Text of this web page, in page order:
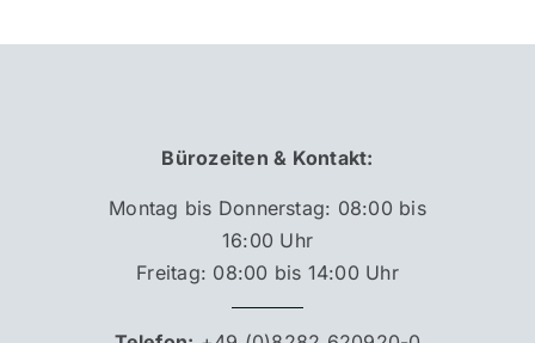
Bürozeiten & Kontakt:
Montag bis Donnerstag: 08:00 bis
16:00 Uhr
Freitag: 08:00 bis 14:00 Uhr